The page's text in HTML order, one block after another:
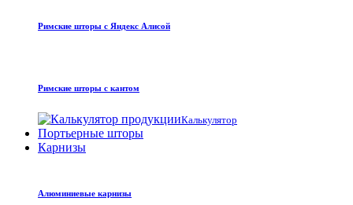
Римские шторы с Яндекс Алисой
Римские шторы с кантом
Калькулятор
Портьерные шторы
Карнизы
Алюминиевые карнизы